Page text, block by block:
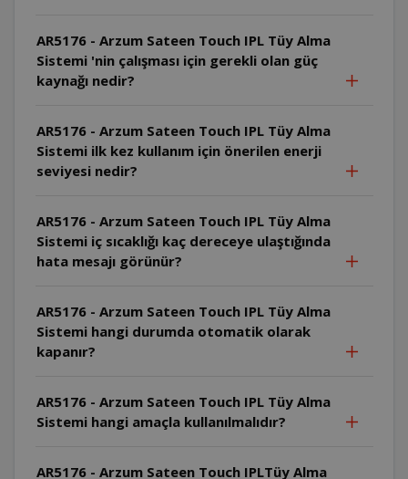
AR5176 - Arzum Sateen Touch IPL Tüy Alma
Sistemi 'nin çalışması için gerekli olan güç
kaynağı nedir?
AR5176 - Arzum Sateen Touch IPL Tüy Alma
Sistemi ilk kez kullanım için önerilen enerji
seviyesi nedir?
AR5176 - Arzum Sateen Touch IPL Tüy Alma
Sistemi iç sıcaklığı kaç dereceye ulaştığında
hata mesajı görünür?
AR5176 - Arzum Sateen Touch IPL Tüy Alma
Sistemi hangi durumda otomatik olarak
kapanır?
AR5176 - Arzum Sateen Touch IPL Tüy Alma
Sistemi hangi amaçla kullanılmalıdır?
AR5176 - Arzum Sateen Touch IPLTüy Alma